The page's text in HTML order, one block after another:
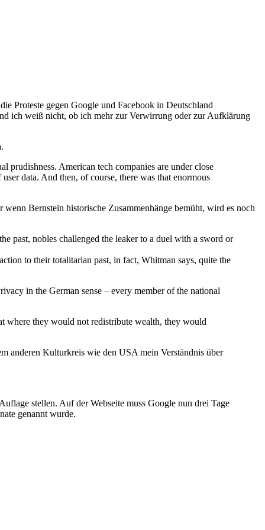
Proteste gegen Google und Facebook in Deutschland
ich weiß nicht, ob ich mehr zur Verwirrung oder zur Aufklärung
prudishness. American tech companies are under close
data. And then, of course, there was that enormous
Bernstein historische Zusammenhänge bemüht, wird es noch
past, nobles challenged the leaker to a duel with a sword or
to their totalitarian past, in fact, Whitman says, quite the
in the German sense – every member of the national
where they would not redistribute wealth, they would
anderen Kulturkreis wie den USA mein Verständnis über
stellen. Auf der Webseite muss Google nun drei Tage
genannt wurde.